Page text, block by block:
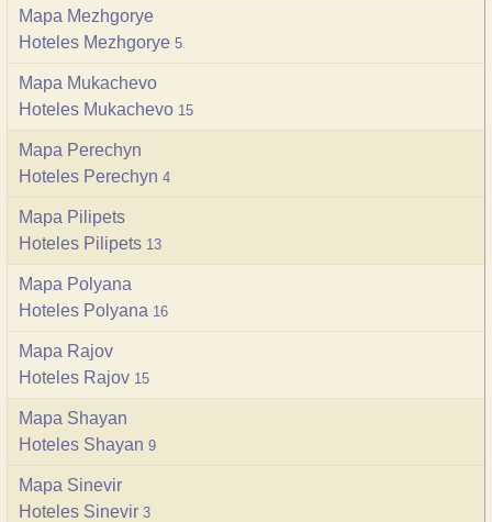
Mapa Mezhgorye
Hoteles Mezhgorye 5
Mapa Mukachevo
Hoteles Mukachevo 15
Mapa Perechyn
Hoteles Perechyn 4
Mapa Pilipets
Hoteles Pilipets 13
Mapa Polyana
Hoteles Polyana 16
Mapa Rajov
Hoteles Rajov 15
Mapa Shayan
Hoteles Shayan 9
Mapa Sinevir
Hoteles Sinevir 3